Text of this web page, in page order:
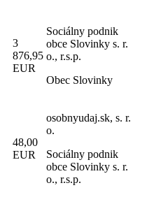
3
876,95
EUR
Sociálny podnik
obce Slovinky s. r.
o., r.s.p.
Obec Slovinky
48,00
EUR
osobnyudaj.sk, s. r.
o.
Sociálny podnik
obce Slovinky s. r.
o., r.s.p.